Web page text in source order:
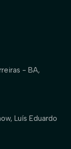
- BA,
Luís Eduardo